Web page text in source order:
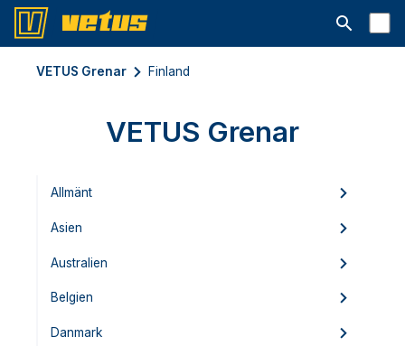
Open
VETUS Grenar Finland
VETUS Grenar
Allmänt
Asien
Australien
Belgien
Danmark